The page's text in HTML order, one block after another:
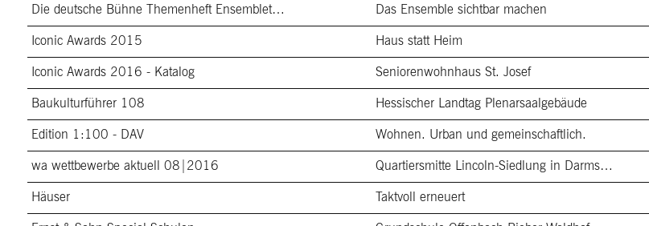
Die deutsche Bühne Themenheft Ensemblet…
Das Ensemble sichtbar machen
Iconic Awards 2015
Haus statt Heim
Iconic Awards 2016 - Katalog
Seniorenwohnhaus St. Josef
Baukulturführer 108
Hessischer Landtag Plenarsaalgebäude
Edition 1:100 - DAV
Wohnen. Urban und gemeinschaftlich.
wa wettbewerbe aktuell 08|2016
Quartiersmitte Lincoln-Siedlung in Darms…
Häuser
Taktvoll erneuert